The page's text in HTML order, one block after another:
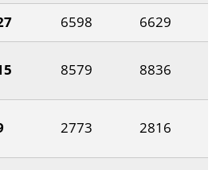
6598 6629
8579 8836
2773 2816